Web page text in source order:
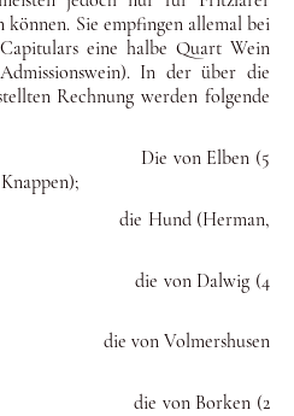
können. Sie empfingen allemal bei
eine halbe Quart Wein
In der über die
Rechnung werden folgende
Elben (5
(Herman,
Dalwig (4
(2